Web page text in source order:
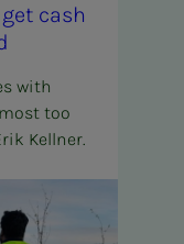
cash
with
too
Kellner.